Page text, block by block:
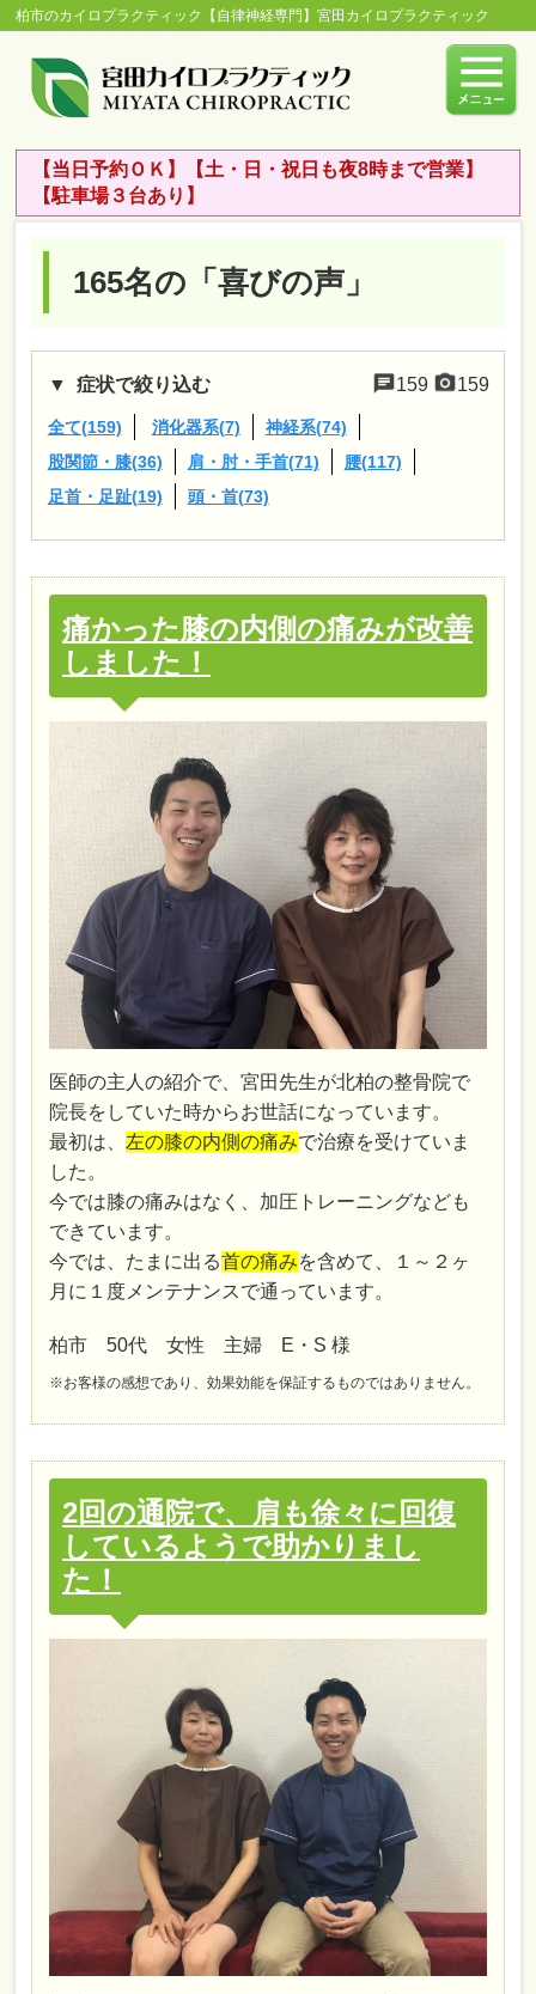
柏市のカイロプラクティック【自律神経専門】宮田カイロプラクティック
【当日予約ＯＫ】【土・日・祝日も夜8時まで営業】
【駐車場３台あり】
165名の「喜びの声」
159 159
症状で絞り込む
全て(159) 消化器系(7)
神経系(74)
股関節・膝(36)
肩・肘・手首(71)
腰(117)
足首・足趾(19)
頭・首(73)
痛かった膝の内側の痛みが改善
しました！
医師の主人の紹介で、宮田先生が北柏の整骨院で
院長をしていた時からお世話になっています。
最初は、左の膝の内側の痛みで治療を受けていま
した。
今では膝の痛みはなく、加圧トレーニングなども
できています。
今では、たまに出る首の痛みを含めて、１～２ヶ
月に１度メンテナンスで通っています。
柏市 50代 女性 主婦 E・S 様
※お客様の感想であり、効果効能を保証するものではありません。
2回の通院で、肩も徐々に回復
しているようで助かりまし
た！